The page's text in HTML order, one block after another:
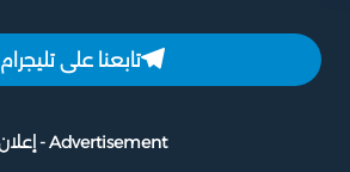
تابعنا على تليجرام
Advertisement - إعلان